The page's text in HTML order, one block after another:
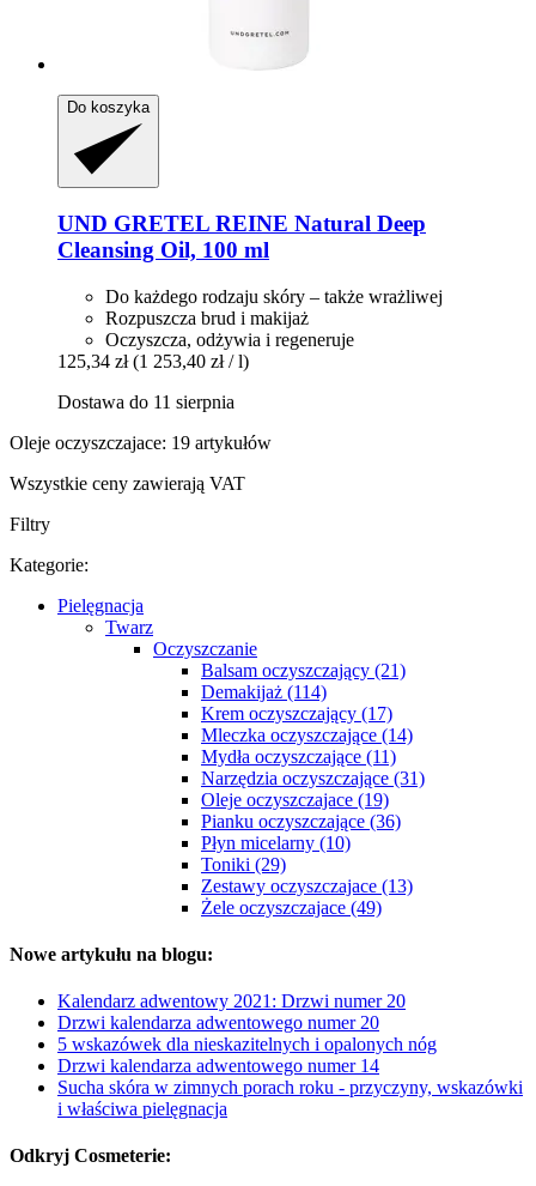
Do koszyka
UND GRETEL REINE Natural Deep
Cleansing Oil, 100 ml
Do każdego rodzaju skóry – także wrażliwej
Rozpuszcza brud i makijaż
Oczyszcza, odżywia i regeneruje
125,34 zł (1 253,40 zł / l)
Dostawa do 11 sierpnia
Oleje oczyszczajace: 19 artykułów
Wszystkie ceny zawierają VAT
Filtry
Kategorie:
Pielęgnacja
Twarz
Oczyszczanie
Balsam oczyszczający (21)
Demakijaż (114)
Krem oczyszczający (17)
Mleczka oczyszczające (14)
Mydła oczyszczające (11)
Narzędzia oczyszczające (31)
Oleje oczyszczajace (19)
Pianku oczyszczające (36)
Płyn micelarny (10)
Toniki (29)
Zestawy oczyszczajace (13)
Żele oczyszczajace (49)
Nowe artykułu na blogu:
Kalendarz adwentowy 2021: Drzwi numer 20
Drzwi kalendarza adwentowego numer 20
5 wskazówek dla nieskazitelnych i opalonych nóg
Drzwi kalendarza adwentowego numer 14
Sucha skóra w zimnych porach roku - przyczyny, wskazówki
i właściwa pielęgnacja
Odkryj Cosmeterie: